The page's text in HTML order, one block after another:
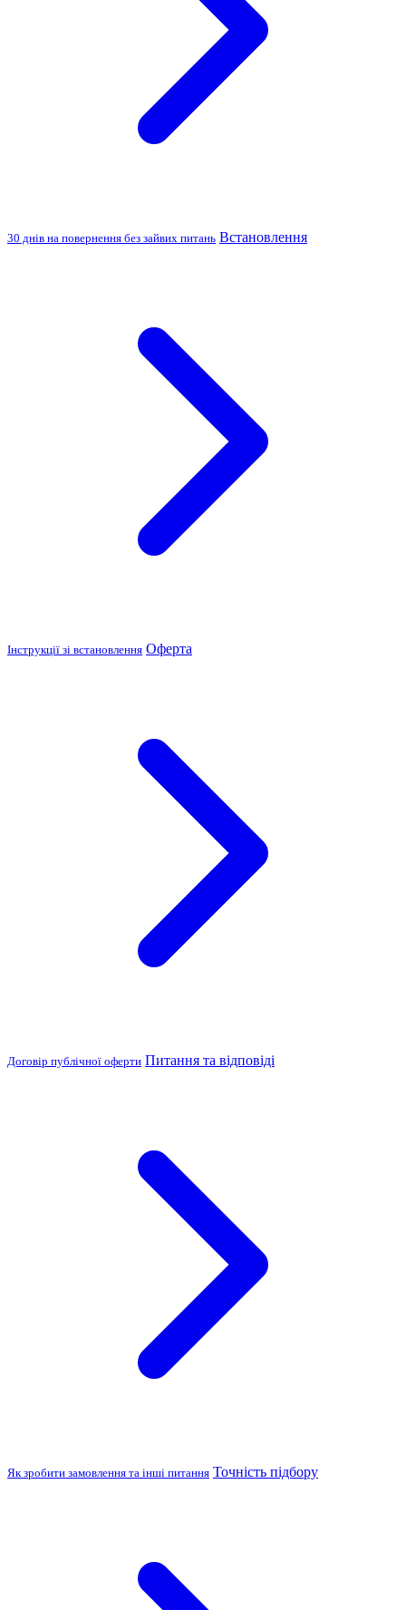
30 днів на повернення без зайвих питань Встановлення
Інструкції зі встановлення Оферта
Договір публічної оферти Питання та відповіді
Як зробити замовлення та інші питання Точність підбору